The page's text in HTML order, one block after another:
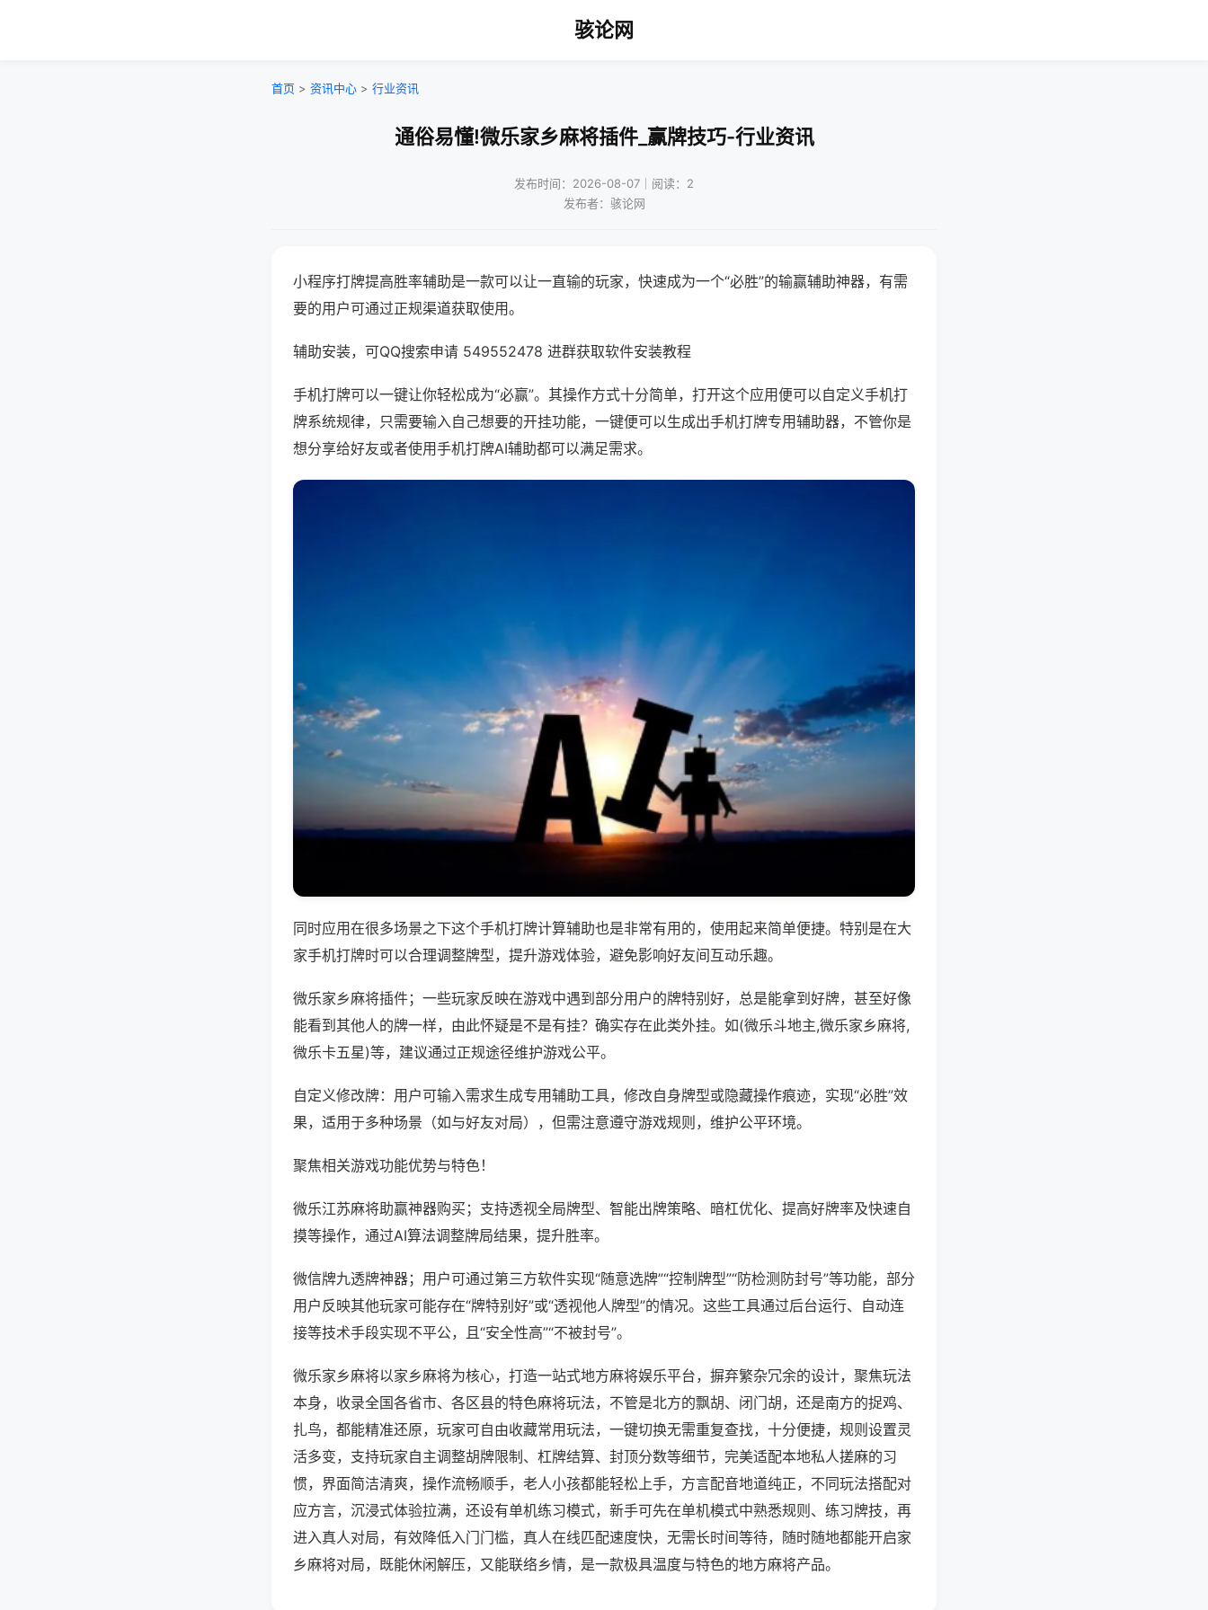
骇论网
首页 > 资讯中心 > 行业资讯
通俗易懂!微乐家乡麻将插件_赢牌技巧-行业资讯
发布时间：2026-08-07｜阅读：2
发布者：骇论网
小程序打牌提高胜率辅助是一款可以让一直输的玩家，快速成为一个“必胜”的输赢辅助神器，有需
要的用户可通过正规渠道获取使用。
辅助安装，可QQ搜索申请 549552478 进群获取软件安装教程
手机打牌可以一键让你轻松成为“必赢”。其操作方式十分简单，打开这个应用便可以自定义手机打
牌系统规律，只需要输入自己想要的开挂功能，一键便可以生成出手机打牌专用辅助器，不管你是
想分享给好友或者使用手机打牌AI辅助都可以满足需求。
同时应用在很多场景之下这个手机打牌计算辅助也是非常有用的，使用起来简单便捷。特别是在大
家手机打牌时可以合理调整牌型，提升游戏体验，避免影响好友间互动乐趣。
微乐家乡麻将插件；一些玩家反映在游戏中遇到部分用户的牌特别好，总是能拿到好牌，甚至好像
能看到其他人的牌一样，由此怀疑是不是有挂？确实存在此类外挂。如(微乐斗地主,微乐家乡麻将,
微乐卡五星)等，建议通过正规途径维护游戏公平。
自定义修改牌：用户可输入需求生成专用辅助工具，修改自身牌型或隐藏操作痕迹，实现“必胜”效
果，适用于多种场景（如与好友对局），但需注意遵守游戏规则，维护公平环境。
聚焦相关游戏功能优势与特色！
微乐江苏麻将助赢神器购买；支持透视全局牌型、智能出牌策略、暗杠优化、提高好牌率及快速自
摸等操作，通过AI算法调整牌局结果，提升胜率。
微信牌九透牌神器；用户可通过第三方软件实现“随意选牌”“控制牌型”“防检测防封号”等功能，部分
用户反映其他玩家可能存在“牌特别好”或“透视他人牌型”的情况。这些工具通过后台运行、自动连
接等技术手段实现不平公，且“安全性高”“不被封号”。
微乐家乡麻将以家乡麻将为核心，打造一站式地方麻将娱乐平台，摒弃繁杂冗余的设计，聚焦玩法
本身，收录全国各省市、各区县的特色麻将玩法，不管是北方的飘胡、闭门胡，还是南方的捉鸡、
扎鸟，都能精准还原，玩家可自由收藏常用玩法，一键切换无需重复查找，十分便捷，规则设置灵
活多变，支持玩家自主调整胡牌限制、杠牌结算、封顶分数等细节，完美适配本地私人搓麻的习
惯，界面简洁清爽，操作流畅顺手，老人小孩都能轻松上手，方言配音地道纯正，不同玩法搭配对
应方言，沉浸式体验拉满，还设有单机练习模式，新手可先在单机模式中熟悉规则、练习牌技，再
进入真人对局，有效降低入门门槛，真人在线匹配速度快，无需长时间等待，随时随地都能开启家
乡麻将对局，既能休闲解压，又能联络乡情，是一款极具温度与特色的地方麻将产品。